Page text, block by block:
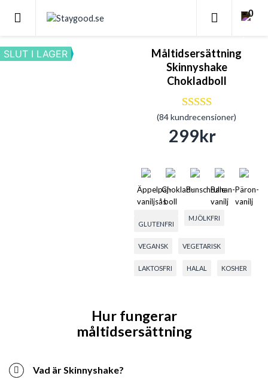
0
SLUT I LAGER
Måltidsersättning
Skinnyshake
Chokladboll
Betygsatt4.29av 5
baserat på84
(84kundrecensioner)
299kr
Äppelpaj-
vaniljsås
Choklad-
boll
Punschrulle
Banan-
vanilj
Päron-
vanilj
GLUTENFRI
MJÖLKFRI
VEGANSK VEGETARISK
LAKTOSFRI HALAL KOSHER
Hur fungerar
måltidsersättning
Vad är Skinnyshake?